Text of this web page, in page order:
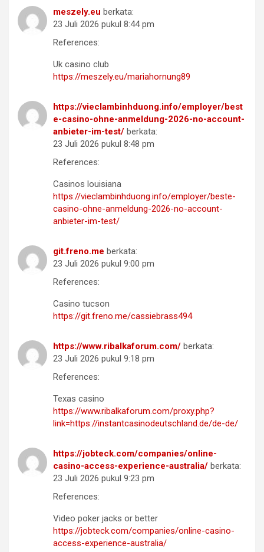
meszely.eu berkata:
23 Juli 2026 pukul 8:44 pm
References:
Uk casino club
https://meszely.eu/mariahornung89
https://vieclambinhduong.info/employer/best
e-casino-ohne-anmeldung-2026-no-account-
anbieter-im-test/ berkata:
23 Juli 2026 pukul 8:48 pm
References:
Casinos louisiana
https://vieclambinhduong.info/employer/beste-
casino-ohne-anmeldung-2026-no-account-
anbieter-im-test/
git.freno.me berkata:
23 Juli 2026 pukul 9:00 pm
References:
Casino tucson
https://git.freno.me/cassiebrass494
https://www.ribalkaforum.com/ berkata:
23 Juli 2026 pukul 9:18 pm
References:
Texas casino
https://www.ribalkaforum.com/proxy.php?
link=https://instantcasinodeutschland.de/de-de/
https://jobteck.com/companies/online-
casino-access-experience-australia/ berkata:
23 Juli 2026 pukul 9:23 pm
References:
Video poker jacks or better
https://jobteck.com/companies/online-casino-
access-experience-australia/